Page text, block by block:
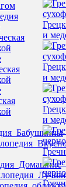
и
и
и